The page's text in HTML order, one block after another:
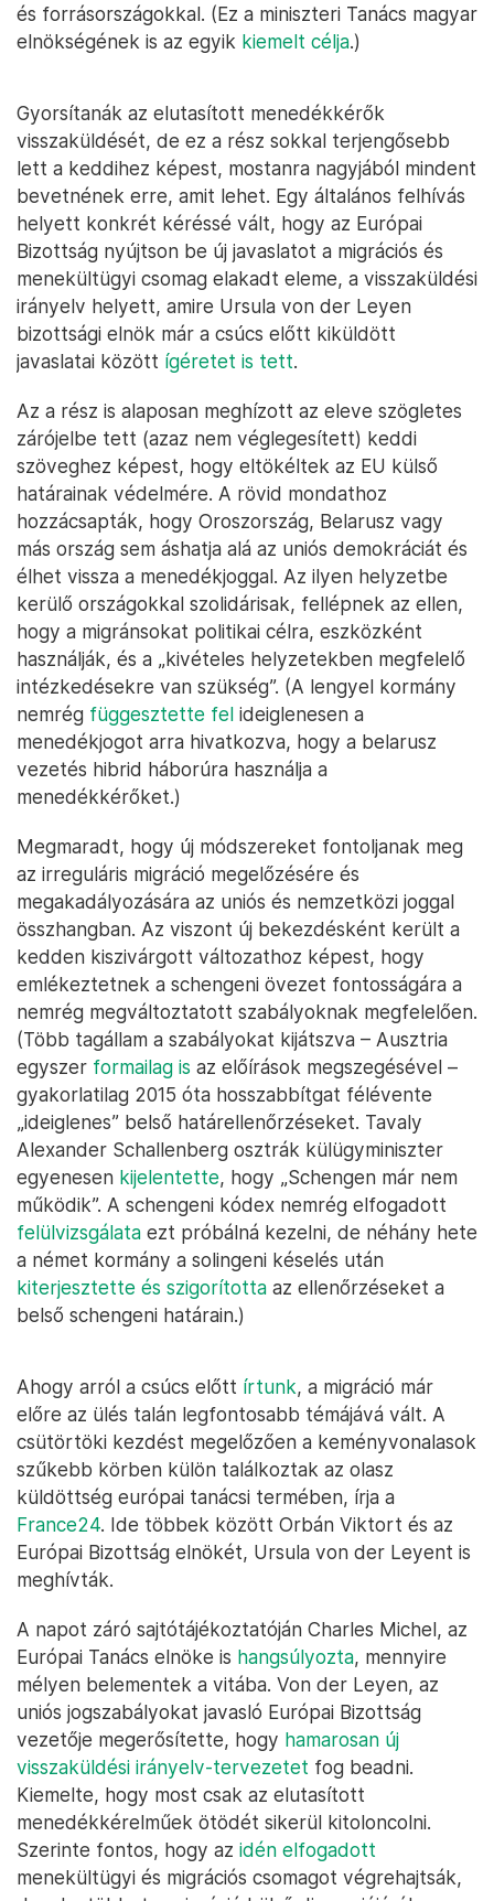
és forrásországokkal. (Ez a miniszteri Tanács magyar
elnökségének is az egyik kiemelt célja.)
Gyorsítanák az elutasított menedékkérők
visszaküldését, de ez a rész sokkal terjengősebb
lett a keddihez képest, mostanra nagyjából mindent
bevetnének erre, amit lehet. Egy általános felhívás
helyett konkrét kéréssé vált, hogy az Európai
Bizottság nyújtson be új javaslatot a migrációs és
menekültügyi csomag elakadt eleme, a visszaküldési
irányelv helyett, amire Ursula von der Leyen
bizottsági elnök már a csúcs előtt kiküldött
javaslatai között ígéretet is tett.
Az a rész is alaposan meghízott az eleve szögletes
zárójelbe tett (azaz nem véglegesített) keddi
szöveghez képest, hogy eltökéltek az EU külső
határainak védelmére. A rövid mondathoz
hozzácsapták, hogy Oroszország, Belarusz vagy
más ország sem áshatja alá az uniós demokráciát és
élhet vissza a menedékjoggal. Az ilyen helyzetbe
kerülő országokkal szolidárisak, fellépnek az ellen,
hogy a migránsokat politikai célra, eszközként
használják, és a „kivételes helyzetekben megfelelő
intézkedésekre van szükség”. (A lengyel kormány
nemrég függesztette fel ideiglenesen a
menedékjogot arra hivatkozva, hogy a belarusz
vezetés hibrid háborúra használja a
menedékkérőket.)
Megmaradt, hogy új módszereket fontoljanak meg
az irreguláris migráció megelőzésére és
megakadályozására az uniós és nemzetközi joggal
összhangban. Az viszont új bekezdésként került a
kedden kiszivárgott változathoz képest, hogy
emlékeztetnek a schengeni övezet fontosságára a
nemrég megváltoztatott szabályoknak megfelelően.
(Több tagállam a szabályokat kijátszva – Ausztria
egyszer formailag is az előírások megszegésével –
gyakorlatilag 2015 óta hosszabbítgat félévente
„ideiglenes” belső határellenőrzéseket. Tavaly
Alexander Schallenberg osztrák külügyminiszter
egyenesen kijelentette, hogy „Schengen már nem
működik”. A schengeni kódex nemrég elfogadott
felülvizsgálata ezt próbálná kezelni, de néhány hete
a német kormány a solingeni késelés után
kiterjesztette és szigorította az ellenőrzéseket a
belső schengeni határain.)
Ahogy arról a csúcs előtt írtunk, a migráció már
előre az ülés talán legfontosabb témájává vált. A
csütörtöki kezdést megelőzően a keményvonalasok
szűkebb körben külön találkoztak az olasz
küldöttség európai tanácsi termében, írja a
France24. Ide többek között Orbán Viktort és az
Európai Bizottság elnökét, Ursula von der Leyent is
meghívták.
A napot záró sajtótájékoztatóján Charles Michel, az
Európai Tanács elnöke is hangsúlyozta, mennyire
mélyen belementek a vitába. Von der Leyen, az
uniós jogszabályokat javasló Európai Bizottság
vezetője megerősítette, hogy hamarosan új
visszaküldési irányelv-tervezetet fog beadni.
Kiemelte, hogy most csak az elutasított
menedékkérelműek ötödét sikerül kitoloncolni.
Szerinte fontos, hogy az idén elfogadott
menekültügyi és migrációs csomagot végrehajtsák,